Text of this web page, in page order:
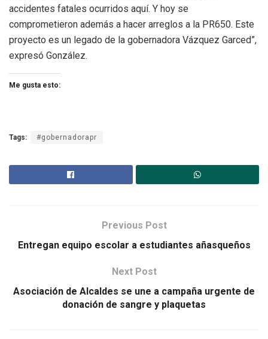
accidentes fatales ocurridos aquí. Y hoy se
comprometieron además a hacer arreglos a la PR650. Este
proyecto es un legado de la gobernadora Vázquez Garced”,
expresó González.
Me gusta esto:
Tags: #gobernadorapr
Previous Post
Entregan equipo escolar a estudiantes añasqueños
Next Post
Asociación de Alcaldes se une a campaña urgente de
donación de sangre y plaquetas